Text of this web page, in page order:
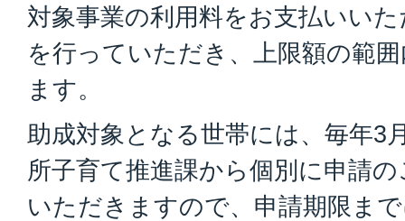
対象事業の利用料をお支払いい
を行っていただき、上限額の範
ます。
助成対象となる世帯には、毎年3
所子育て推進課から個別に申請
いただきますので、申請期限ま